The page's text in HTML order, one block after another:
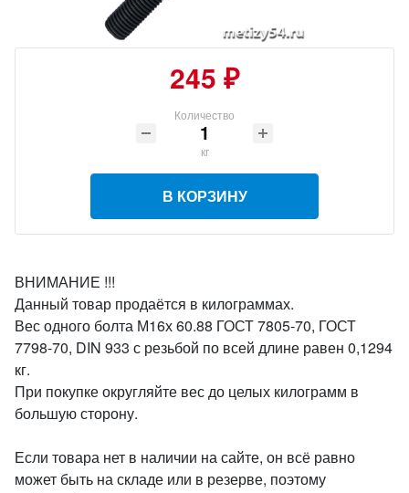
245 ₽
Количество
кг
В КОРЗИНУ
ВНИМАНИЕ !!!
Данный товар продаётся в килограммах.
Вес одного болта М16х 60.88 ГОСТ 7805-70, ГОСТ
7798-70, DIN 933 с резьбой по всей длине равен 0,1294
кг.
При покупке округляйте вес до целых килограмм в
большую сторону.
Если товара нет в наличии на сайте, он всё равно
может быть на складе или в резерве, поэтому